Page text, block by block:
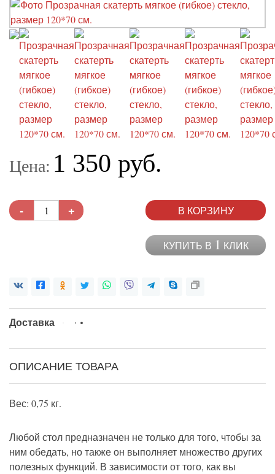
Цена: 1 350 руб.
- + В КОРЗИНУ
КУПИТЬ В 1 КЛИК
Доставка
ОПИСАНИЕ ТОВАРА
Вес: 0,75 кг.
Любой стол предназначен не только для того, чтобы за
ним обедать, но также он выполняет множество других
полезных функций. В зависимости от того, как вы